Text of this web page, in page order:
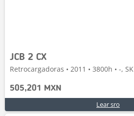
JCB 2 CX
Retrocargadoras • 2011 • 3800h • -, SK
505,201 MXN
Lear sro